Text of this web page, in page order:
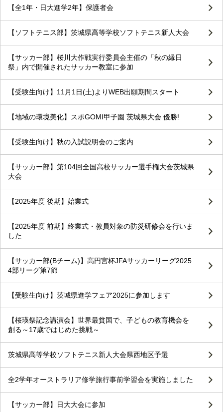
【全1年・日大進学2年】保護者会
【ソフトテニス部】茨城県高等学校ソフトテニス新人大会
【サッカー部】桜川大作戦実行委員会主催の「秋の縁日
祭」内で開催されたサッカー教室に参加
【受験生向け】11月1日(土)よりWEB出願期間スタート
【地域の環境美化】スポGOMI甲子園 茨城県大会 優勝!
【受験生向け】秋の入試説明会のご案内
【サッカー部】第104回全国高校サッカー選手権大会茨城県
大会
【2025年度 後期】始業式
【2025年度 前期】終業式・教員対象の防災研修会を行いま
した
【サッカー部(Bチーム)】高円宮杯JFAサッカーリーグ2025
4部リーグ第7節
【受験生向け】茨城県進学フェア2025に参加します
【桜瑛祭記念講演会】世界最貧国で、子どもの教育機会を
創る～17歳ではじめた挑戦～
茨城県高等学校ソフトテニス新人大会県西地区予選
全2学年オーストラリア修学旅行事前学習会を実施しました
【サッカー部】日大大会に参加